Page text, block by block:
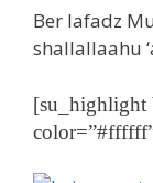
Ber lafadz
shallallaahu
[su_highlight